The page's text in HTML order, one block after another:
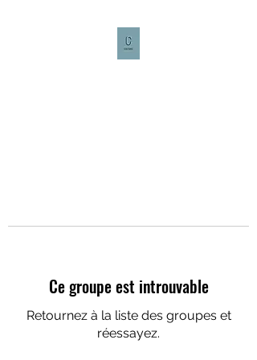
Ce groupe est introuvable
Retournez à la liste des groupes et
réessayez.